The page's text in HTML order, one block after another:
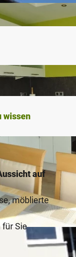
wissen
auf
möblierte
für Sie